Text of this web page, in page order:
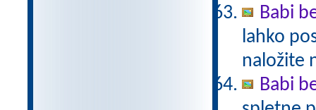
Babi
lahko
naložite
Babi